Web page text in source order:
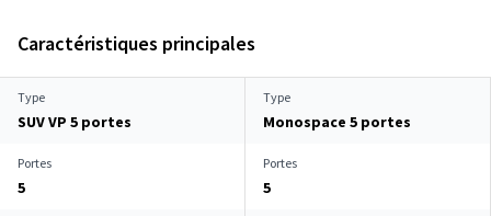
Caractéristiques principales
Type
SUV VP 5 portes
Type
Monospace 5 portes
Portes
5
Portes
5